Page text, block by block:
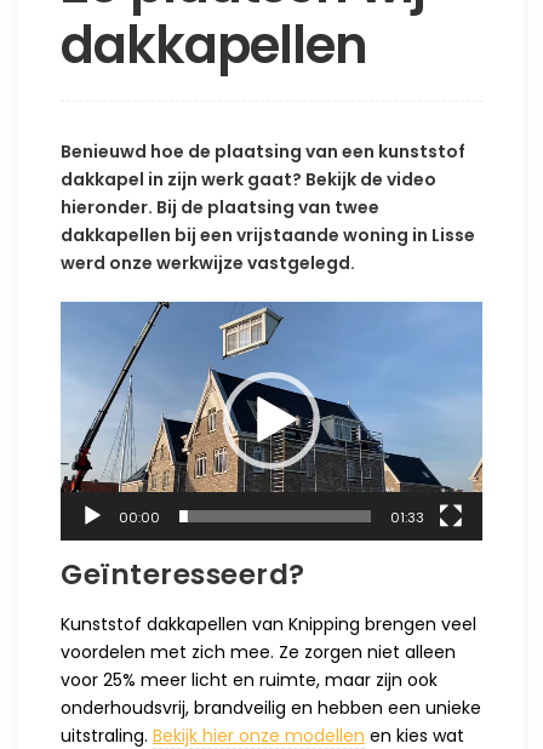
dakkapellen
Benieuwd hoe de plaatsing van een kunststof
dakkapel in zijn werk gaat? Bekijk de video
hieronder. Bij de plaatsing van twee
dakkapellen bij een vrijstaande woning in Lisse
werd onze werkwijze vastgelegd.
Videospeler
00:00 01:33
Geïnteresseerd?
Kunststof dakkapellen van Knipping brengen veel
voordelen met zich mee. Ze zorgen niet alleen
voor 25% meer licht en ruimte, maar zijn ook
onderhoudsvrij, brandveilig en hebben een unieke
uitstraling. Bekijk hier onze modellen en kies wat